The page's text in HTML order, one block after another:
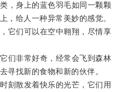
身上的蓝色羽毛如同一颗颗
，给人一种异常美妙的感觉。
们可以在空中翱翔，尽情享
非常好奇，经常会飞到森林
寻找新的食物和新的伙伴。
散发着快乐的光芒，它们用